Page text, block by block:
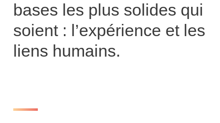
bases les plus solides qui
soient : l’expérience et les
liens humains.